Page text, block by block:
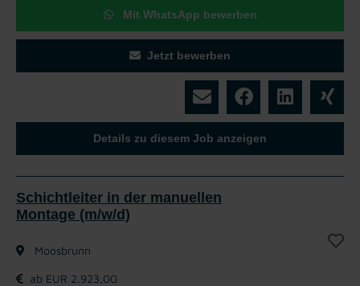
Mit WhatsApp bewerben
Jetzt bewerben
Details zu diesem Job anzeigen
Schichtleiter in der manuellen
Montage (m/w/d)
Moosbrunn
ab EUR 2.923,00